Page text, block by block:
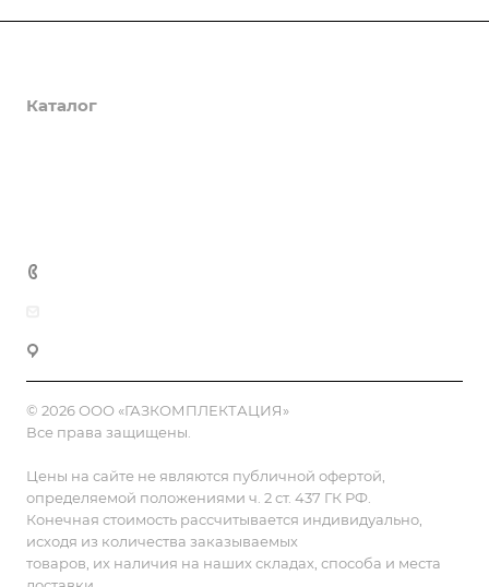
Каталог
© 2026 ООО «ГАЗКОМПЛЕКТАЦИЯ»
Все права защищены.
Цены на сайте не являются публичной офертой,
определяемой положениями ч. 2 ст. 437 ГК РФ.
Конечная стоимость рассчитывается индивидуально,
исходя из количества заказываемых
товаров, их наличия на наших складах, способа и места